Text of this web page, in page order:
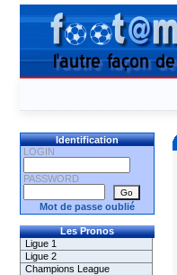
Identification
LOGIN
PASSWORD
Mot de passe oublié
Les Pronos
Ligue 1
Ligue 2
Champions League